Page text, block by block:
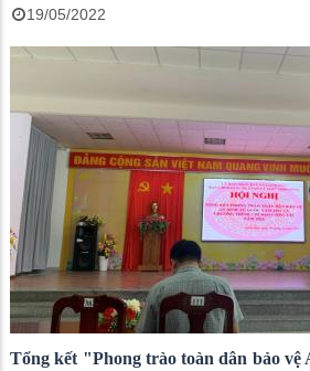
19/05/2022
Tổng kết "Phong trào toàn dân bảo